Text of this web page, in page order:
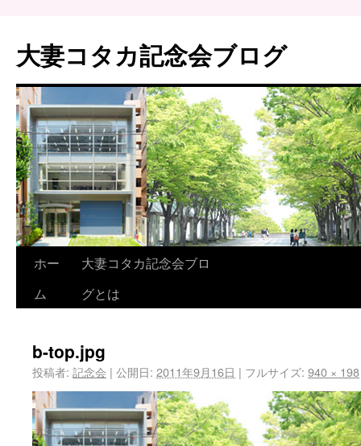
大妻コタカ記念会ブログ
ホー
ム
大妻コタカ記念会ブロ
グとは
b-top.jpg
投稿者: 記念会 | 公開日: 2011年9月16日 | フルサイズ: 940 × 198